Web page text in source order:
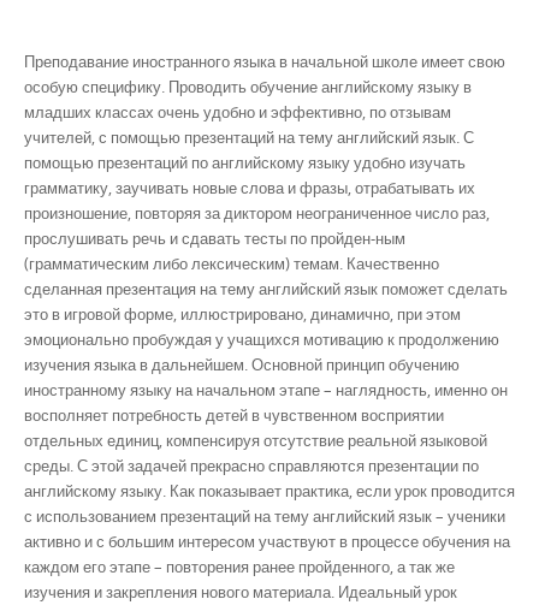
Преподавание иностранного языка в начальной школе имеет свою
особую специфику. Проводить обучение английскому языку в
младших классах очень удобно и эффективно, по отзывам
учителей, с помощью презентаций на тему английский язык. С
помощью презентаций по английскому языку удобно изучать
грамматику, заучивать новые слова и фразы, отрабатывать их
произношение, повторяя за диктором неограниченное число раз,
прослушивать речь и сдавать тесты по пройден-ным
(грамматическим либо лексическим) темам. Качественно
сделанная презентация на тему английский язык поможет сделать
это в игровой форме, иллюстрировано, динамично, при этом
эмоционально пробуждая у учащихся мотивацию к продолжению
изучения языка в дальнейшем. Основной принцип обучению
иностранному языку на начальном этапе – наглядность, именно он
восполняет потребность детей в чувственном восприятии
отдельных единиц, компенсируя отсутствие реальной языковой
среды. С этой задачей прекрасно справляются презентации по
английскому языку. Как показывает практика, если урок проводится
с использованием презентаций на тему английский язык – ученики
активно и с большим интересом участвуют в процессе обучения на
каждом его этапе – повторения ранее пройденного, а так же
изучения и закрепления нового материала. Идеальный урок